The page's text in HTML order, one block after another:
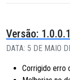
Versão:
DATA: 5 DE MAIO
Corrigido erro